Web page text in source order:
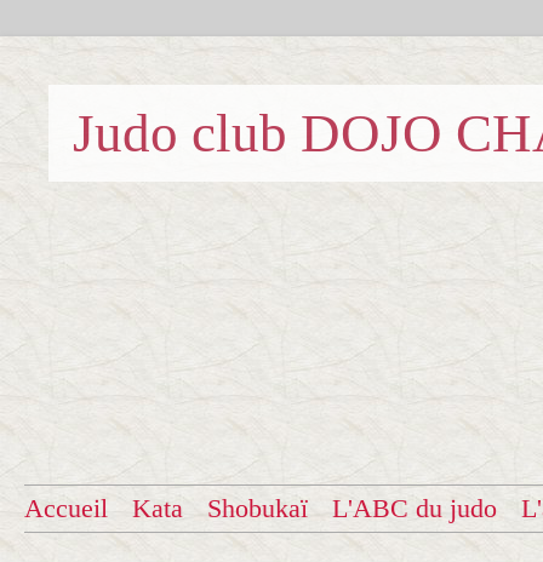
Judo club DOJO
Accueil Kata Shobukaï L'ABC du judo